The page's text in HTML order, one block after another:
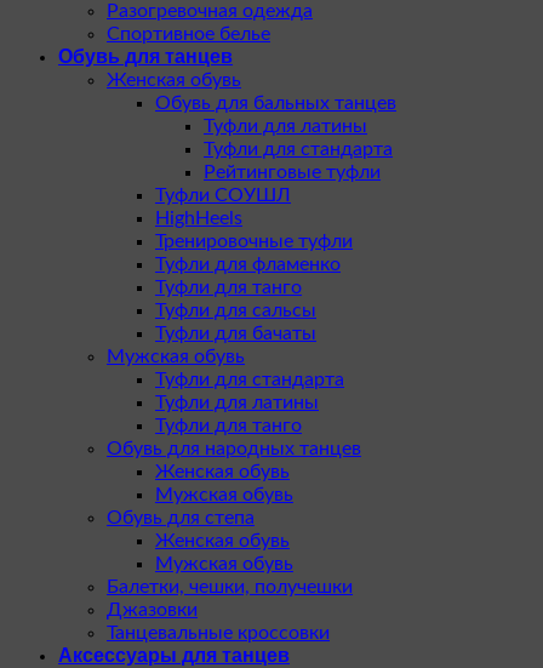
Разогревочная одежда
Спортивное белье
Обувь для танцев
Женская обувь
Обувь для бальных танцев
Туфли для латины
Туфли для стандарта
Рейтинговые туфли
Туфли СОУШЛ
HighHeels
Тренировочные туфли
Туфли для фламенко
Туфли для танго
Туфли для сальсы
Туфли для бачаты
Мужская обувь
Туфли для стандарта
Туфли для латины
Туфли для танго
Обувь для народных танцев
Женская обувь
Мужская обувь
Обувь для степа
Женская обувь
Мужская обувь
Балетки, чешки, получешки
Джазовки
Танцевальные кроссовки
Аксессуары для танцев